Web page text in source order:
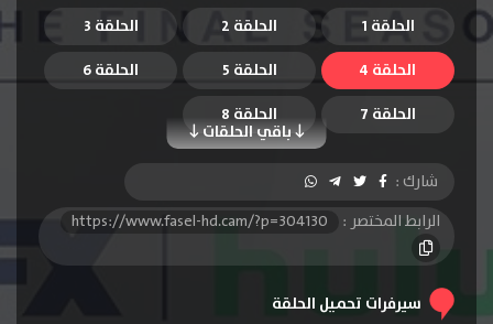
الحلقة 1 الحلقة 2
الحلقة 3
الحلقة 4
الحلقة 5 الحلقة 6
باقي الحلقات
الحلقة 7 الحلقة 8
شارك :
الرابط المختصر :
https://www.fasel-hd.cam/?p=304130
سيرفرات تحميل الحلقة